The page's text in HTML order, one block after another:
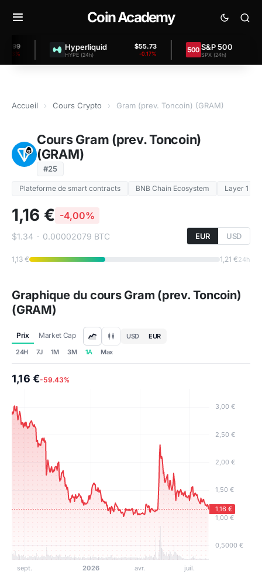
Coin Academy
Hyperliquid
HYPE (24h)
$55.73
-0.17%
S&P 500
SPX (24h)
Accueil › Cours Crypto › Gram (prev. Toncoin) (GRAM)
Cours Gram (prev. Toncoin)
(GRAM)
#25
Plateforme de smart contracts BNB Chain Ecosystem Layer 1 (L1)
1,16 € -4,00%
$1.34 · 0.00002079 BTC EUR USD
1,13 € 1,21 €24h
Graphique du cours Gram (prev. Toncoin)
(GRAM)
Prix Market Cap USD
EUR
24H
7J 1M 3M 1A Max
1,16 €-59.43%